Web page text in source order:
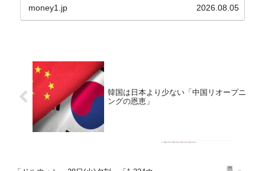
す。『国民の力』の朱晋佑（チュ・ジヌ）議員はそ
money1.jp 2026.08.05
韓国は日本より少ない「中国リオープニ
ングの恩恵」